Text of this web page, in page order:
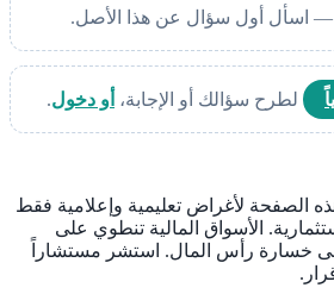
— اسأل أول سؤال عن هذا الأصل.
لطرح سؤالك أو الإجابة، أو دخول.
الصفحة لأغراض تعليمية وإعلامية فقط
الأسواق المالية تنطوي على
خسارة رأس المال. استشر مستشاراً